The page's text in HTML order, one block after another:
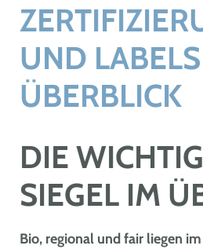
UND
ÜBERBLICK
DIE
SIEGEL IM
Bio, regional und fair liegen